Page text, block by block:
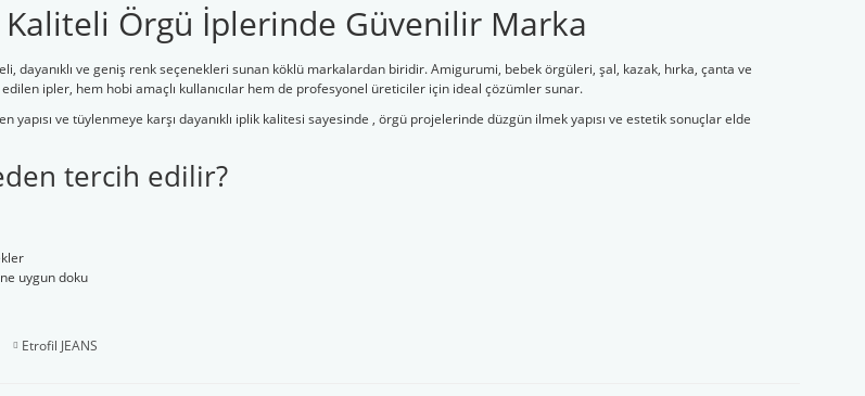
Örgü İplerinde Güvenilir Marka
dayanıklı ve geniş renk seçenekleri sunan köklü markalardan biridir. Amigurumi, bebek örgüleri, şal, kazak, hırka, çanta ve
ipler, hem hobi amaçlı kullanıcılar hem de profesyonel üreticiler için ideal çözümler sunar.
yapısı ve tüylenmeye karşı dayanıklı iplik kalitesi sayesinde , örgü projelerinde düzgün ilmek yapısı ve estetik sonuçlar elde
tercih edilir?
uygun doku
Etrofil JEANS